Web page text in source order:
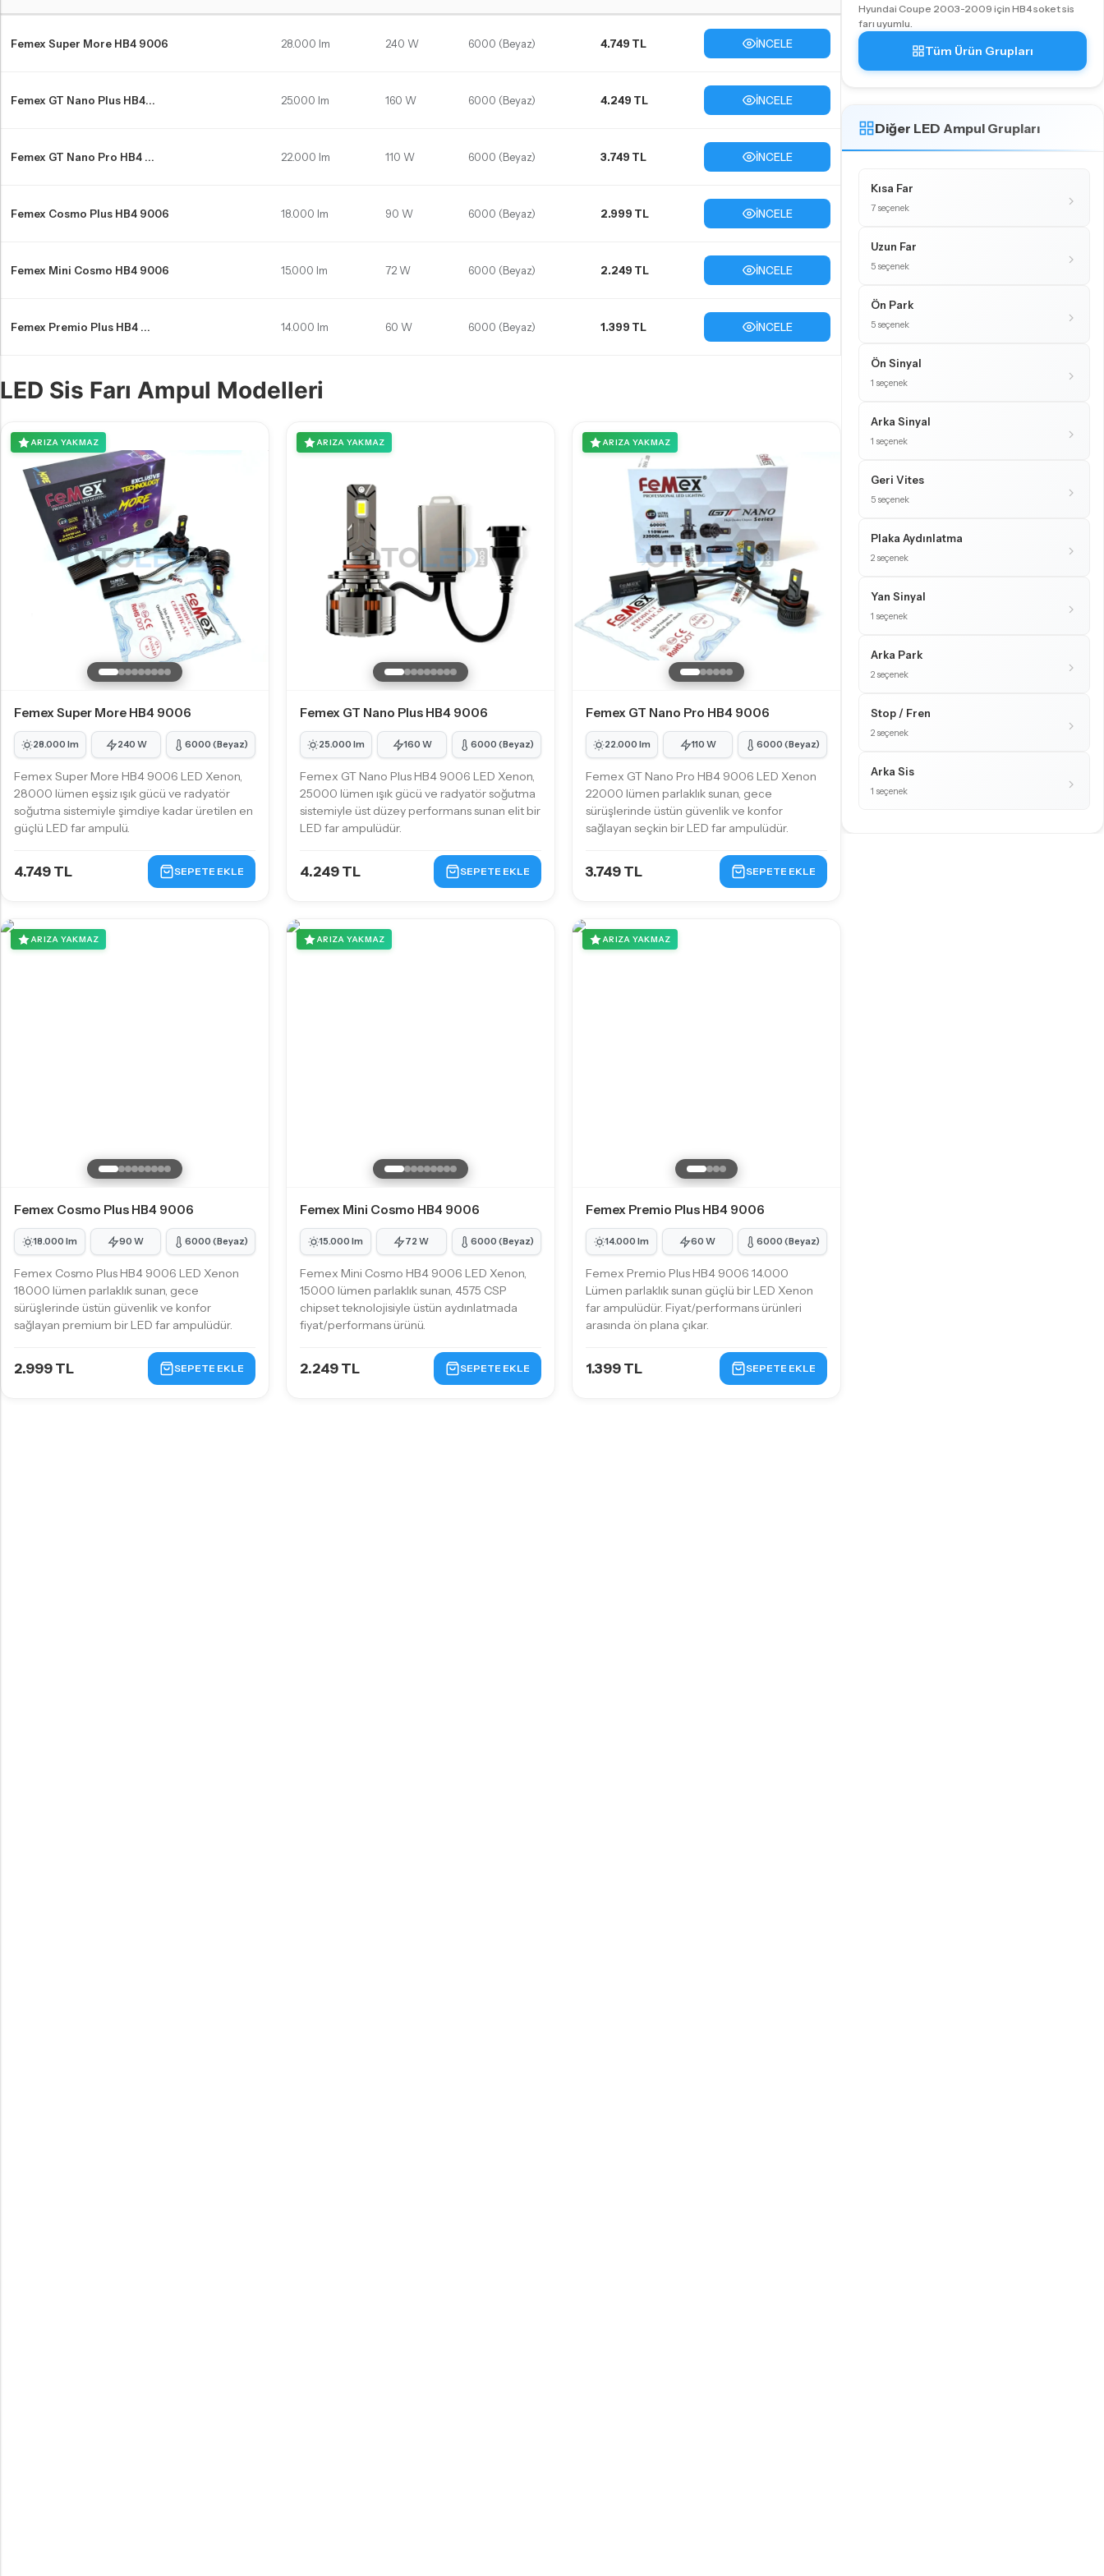
Femex Super More HB4 9006 28.000 lm 240 W 6000 (Beyaz) 4.749 TL İNCELE
Femex GT Nano Plus HB4... 25.000 lm 160 W 6000 (Beyaz) 4.249 TL İNCELE
Femex GT Nano Pro HB4 ... 22.000 lm 110 W 6000 (Beyaz) 3.749 TL İNCELE
Femex Cosmo Plus HB4 9006 18.000 lm 90 W 6000 (Beyaz) 2.999 TL İNCELE
Femex Mini Cosmo HB4 9006 15.000 lm 72 W 6000 (Beyaz) 2.249 TL İNCELE
Femex Premio Plus HB4 ... 14.000 lm 60 W 6000 (Beyaz) 1.399 TL İNCELE
LED Sis Farı Ampul Modelleri
ARIZA YAKMAZ
Femex Super More HB4 9006
28.000 lm 240 W 6000 (Beyaz)
Femex Super More HB4 9006 LED Xenon,
28000 lümen eşsiz ışık gücü ve radyatör
soğutma sistemiyle şimdiye kadar üretilen en
güçlü LED far ampulü.
4.749 TL SEPETE EKLE
ARIZA YAKMAZ
Femex GT Nano Plus HB4 9006
25.000 lm 160 W 6000 (Beyaz)
Femex GT Nano Plus HB4 9006 LED Xenon,
25000 lümen ışık gücü ve radyatör soğutma
sistemiyle üst düzey performans sunan elit bir
LED far ampulüdür.
4.249 TL SEPETE EKLE
ARIZA YAKMAZ
Femex GT Nano Pro HB4 9006
22.000 lm 110 W 6000 (Beyaz)
Femex GT Nano Pro HB4 9006 LED Xenon
22000 lümen parlaklık sunan, gece
sürüşlerinde üstün güvenlik ve konfor
sağlayan seçkin bir LED far ampulüdür.
3.749 TL SEPETE EKLE
ARIZA YAKMAZ
Femex Cosmo Plus HB4 9006
18.000 lm 90 W 6000 (Beyaz)
Femex Cosmo Plus HB4 9006 LED Xenon
18000 lümen parlaklık sunan, gece
sürüşlerinde üstün güvenlik ve konfor
sağlayan premium bir LED far ampulüdür.
2.999 TL SEPETE EKLE
ARIZA YAKMAZ
Femex Mini Cosmo HB4 9006
15.000 lm 72 W 6000 (Beyaz)
Femex Mini Cosmo HB4 9006 LED Xenon,
15000 lümen parlaklık sunan, 4575 CSP
chipset teknolojisiyle üstün aydınlatmada
fiyat/performans ürünü.
2.249 TL SEPETE EKLE
ARIZA YAKMAZ
Femex Premio Plus HB4 9006
14.000 lm 60 W 6000 (Beyaz)
Femex Premio Plus HB4 9006 14.000
Lümen parlaklık sunan güçlü bir LED Xenon
far ampulüdür. Fiyat/performans ürünleri
arasında ön plana çıkar.
1.399 TL SEPETE EKLE
Hyundai Coupe 2003-2009 için HB4 soket sis
farı uyumlu.
Tüm Ürün Grupları
Diğer LED Ampul Grupları
Kısa Far
7 seçenek
Uzun Far
5 seçenek
Ön Park
5 seçenek
Ön Sinyal
1 seçenek
Arka Sinyal
1 seçenek
Geri Vites
5 seçenek
Plaka Aydınlatma
2 seçenek
Yan Sinyal
1 seçenek
Arka Park
2 seçenek
Stop / Fren
2 seçenek
Arka Sis
1 seçenek